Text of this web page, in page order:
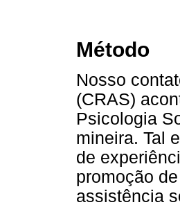
Método
Nosso
(CRAS)
Psicologia
mineira. Tal
de
promoção
assistência